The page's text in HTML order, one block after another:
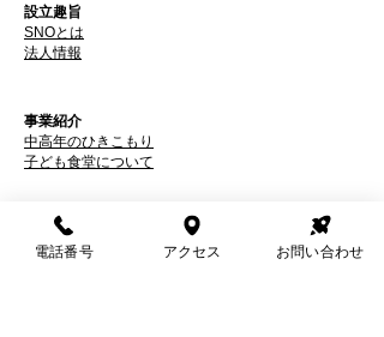
設立趣旨
SNOとは
​法人情報
事業紹介
中高年のひきこもり​
子ども食堂について
その他
電話番号 アクセス お問い合わせ